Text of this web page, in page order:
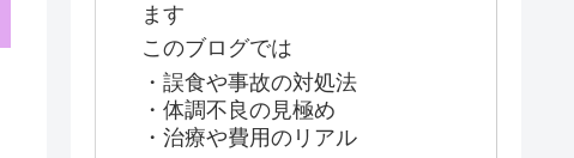
ます
このブログでは
・誤食や事故の対処法
・体調不良の見極め
・治療や費用のリアル